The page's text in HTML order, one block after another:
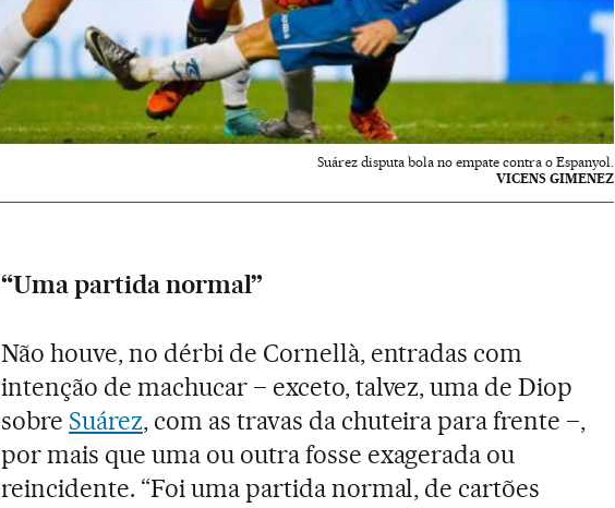
Suárez disputa bola no empate contra o Espanyol.
VICENS GIMENEZ
“Uma partida normal”
Não houve, no dérbi de Cornellà, entradas com
intenção de machucar – exceto, talvez, uma de Diop
sobre Suárez, com as travas da chuteira para frente –,
por mais que uma ou outra fosse exagerada ou
reincidente. “Foi uma partida normal, de cartões